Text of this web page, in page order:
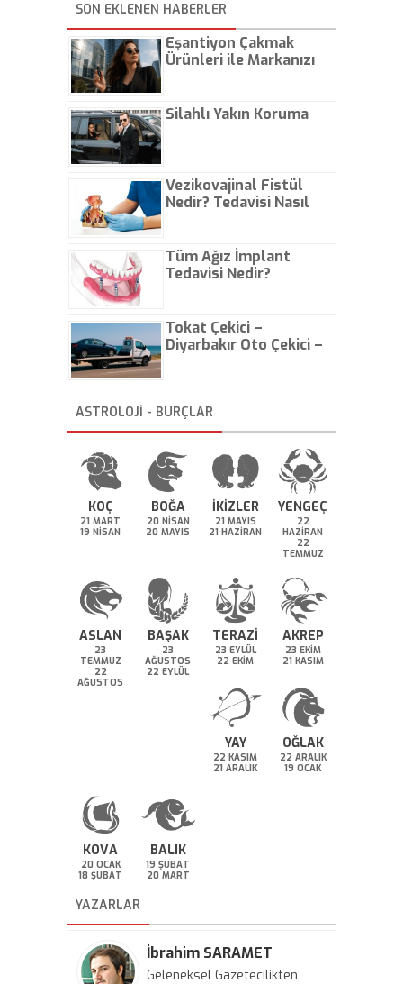
fiyatına yansıyacağı için
motorinle arasındaki 5 kuruşa
düşecek.
SON EKLENEN HABERLER
Eşantiyon Çakmak
Ürünleri ile Markanızı
Silahlı Yakın Koruma
Vezikovajinal Fistül
Nedir? Tedavisi Nasıl
Tüm Ağız İmplant
Tedavisi Nedir?
Tokat Çekici –
Diyarbakır Oto Çekici –
ASTROLOJİ - BURÇLAR
KOÇ
21 MART
19 NİSAN
BOĞA
20 NİSAN
20 MAYIS
İKİZLER
21 MAYIS
21 HAZİRAN
YENGEÇ
22
HAZİRAN
22
TEMMUZ
ASLAN
23
TEMMUZ
22
AĞUSTOS
BAŞAK
23
AĞUSTOS
22 EYLÜL
TERAZİ
23 EYLÜL
22 EKİM
AKREP
23 EKİM
21 KASIM
YAY
22 KASIM
21 ARALIK
OĞLAK
22 ARALIK
19 OCAK
KOVA
20 OCAK
18 ŞUBAT
BALIK
19 ŞUBAT
20 MART
YAZARLAR
İbrahim SARAMET
Geleneksel Gazetecilikten